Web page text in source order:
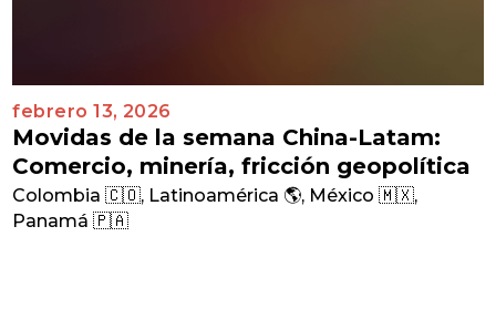
febrero 13, 2026
Movidas de la semana China-Latam:
Comercio, minería, fricción geopolítica
Colombia 🇨🇴, Latinoamérica 🌎, México 🇲🇽,
Panamá 🇵🇦